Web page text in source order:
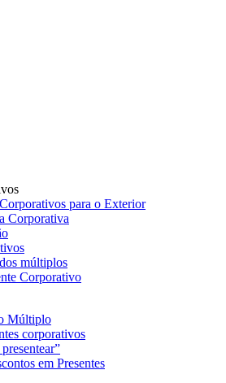
para o Exterior
Corporativa
múltiplos
Corporativo
Múltiplo
corporativos
em Presentes